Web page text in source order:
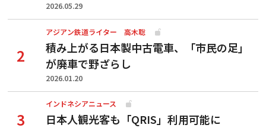
2026.05.29
アジアン鉄道ライター 高木聡
積み上がる日本製中古電車、「市民の足」
が廃車で野ざらし
2026.01.20
インドネシアニュース
日本人観光客も「QRIS」利用可能に